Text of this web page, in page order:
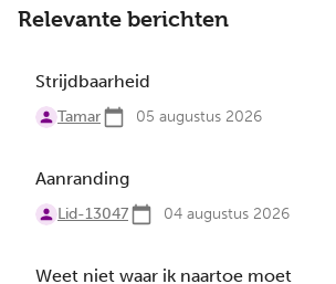
Relevante berichten
Strijdbaarheid
Tamar 05 augustus 2026
Aanranding
Lid-13047 04 augustus 2026
Weet niet waar ik naartoe moet